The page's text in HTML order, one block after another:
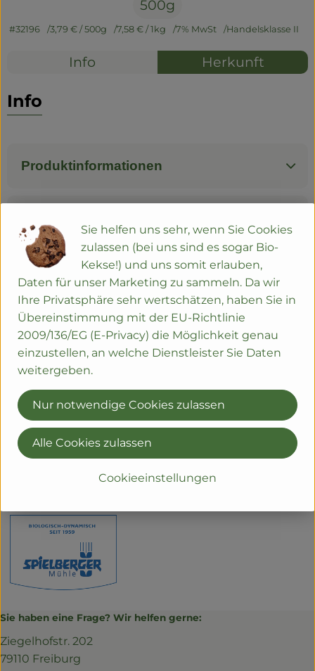
500g
#32196 3,79 € / 500g 7,58 € / 1kg 7% MwSt Handelsklasse II
Info Herkunft
Info
Produktinformationen
Nährwert-Info
Produktdatenblatt
Herkunft
Hersteller: Spielberger Mühle
Spielberger Mühle
Sie haben eine Frage? Wir helfen gerne:
Ziegelhofstr. 202
79110 Freiburg
Sie helfen uns sehr, wenn Sie Cookies
zulassen (bei uns sind es sogar Bio-
Kekse!) und uns somit erlauben,
Daten für unser Marketing zu sammeln. Da wir
Ihre Privatsphäre sehr wertschätzen, haben Sie in
Übereinstimmung mit der EU-Richtlinie
2009/136/EG (E-Privacy) die Möglichkeit genau
einzustellen, an welche Dienstleister Sie Daten
weitergeben.
Cookieeinstellungen
Nur notwendige Cookies zulassen
Alle Cookies zulassen